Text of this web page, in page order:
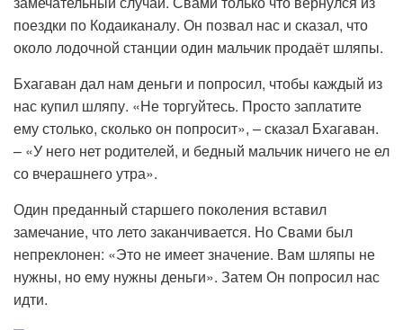
поездки по Кодаиканалу. Он позвал нас и сказал, что
около лодочной станции один мальчик продаёт шляпы.
Бхагаван дал нам деньги и попросил, чтобы каждый из
нас купил шляпу. «Не торгуйтесь. Просто заплатите
ему столько, сколько он попросит», – сказал Бхагаван.
– «У него нет родителей, и бедный мальчик ничего не ел
со вчерашнего утра».
Один преданный старшего поколения вставил
замечание, что лето заканчивается. Но Свами был
непреклонен: «Это не имеет значение. Вам шляпы не
нужны, но ему нужны деньги». Затем Он попросил нас
идти.